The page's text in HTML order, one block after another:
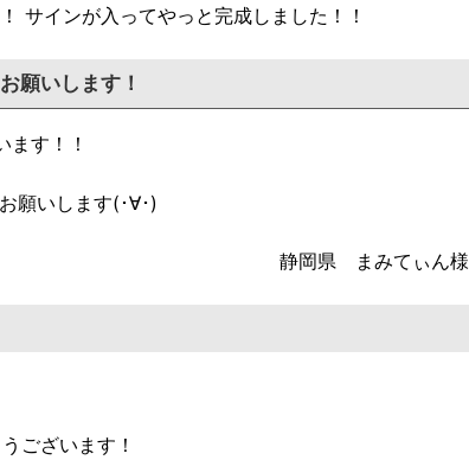
サインが入ってやっと完成しました！！
願いします！
す！！
願いします(･∀･)
静岡県 まみてぃん様
ございます！